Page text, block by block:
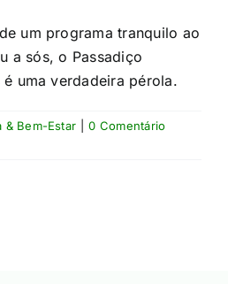
um programa tranquilo ao
a sós, o Passadiço
uma verdadeira pérola.
& Bem-Estar
0 Comentário